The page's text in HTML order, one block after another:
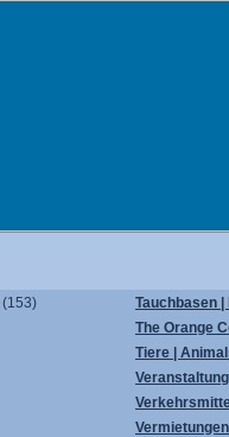
(153)
Tauchbasen
The Orange
Tiere |